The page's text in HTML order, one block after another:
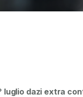
luglio dazi extra